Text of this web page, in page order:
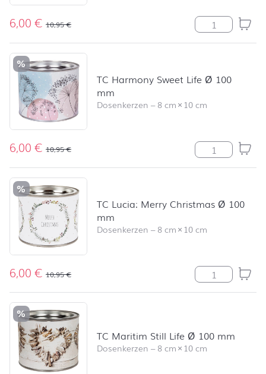
6,00€ 10,95€ TC Happy
%
TC Harmony Sweet Life Ø 100
mm
Dosenkerzen –8 cm× 10 cm
6,00€ 10,95€ TC Harmony
%
TC Lucia: Merry Christmas Ø 100
mm
Dosenkerzen –8 cm× 10 cm
6,00€ 10,95€ TC Lucia:
%
TC Maritim Still Life Ø 100 mm
Dosenkerzen –8 cm× 10 cm